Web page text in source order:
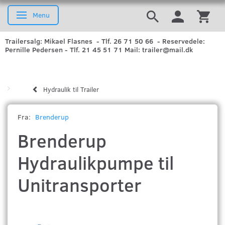
Skifte navigation
Menu
Trailersalg: Mikael Flasnes - Tlf. 26 71 50 66 - Reservedele:
Pernille Pedersen - Tlf. 21 45 51 71 Mail: trailer@mail.dk
Hydraulik til Trailer
Fra: Brenderup
Brenderup
Hydraulikpumpe til
Unitransporter